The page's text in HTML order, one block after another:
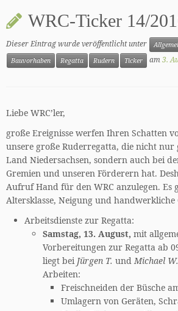
WRC-Ticker 14/
Dieser Eintrag wurde veröffentlicht unter
Bauvorhaben
Regatta Rudern Ticker am3.
Liebe WRC’ler,
große Ereignisse werfen Ihren Schatten
unsere große Ruderregatta, die nicht nur
Land Niedersachsen, sondern auch bei
Gremien und unseren Förderern hat.
Aufruf Hand für den WRC anzulegen. Es
Altersklasse, Neigung und handwerkliche
Arbeitsdienste zur Regatta:
Samstag, 13. August, mit
Vorbereitungen zur Regatta ab
liegt bei Jürgen T. undMichael W.
Arbeiten:
Freischneiden der Büsche
Umlagern von Geräten,